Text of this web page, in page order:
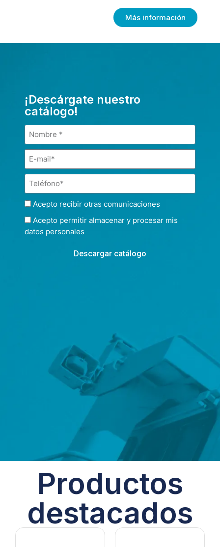
Más información
¡Descárgate nuestro
catálogo!
Acepto recibir otras comunicaciones
Acepto permitir almacenar y procesar mis
datos personales
Descargar catálogo
Productos
destacados